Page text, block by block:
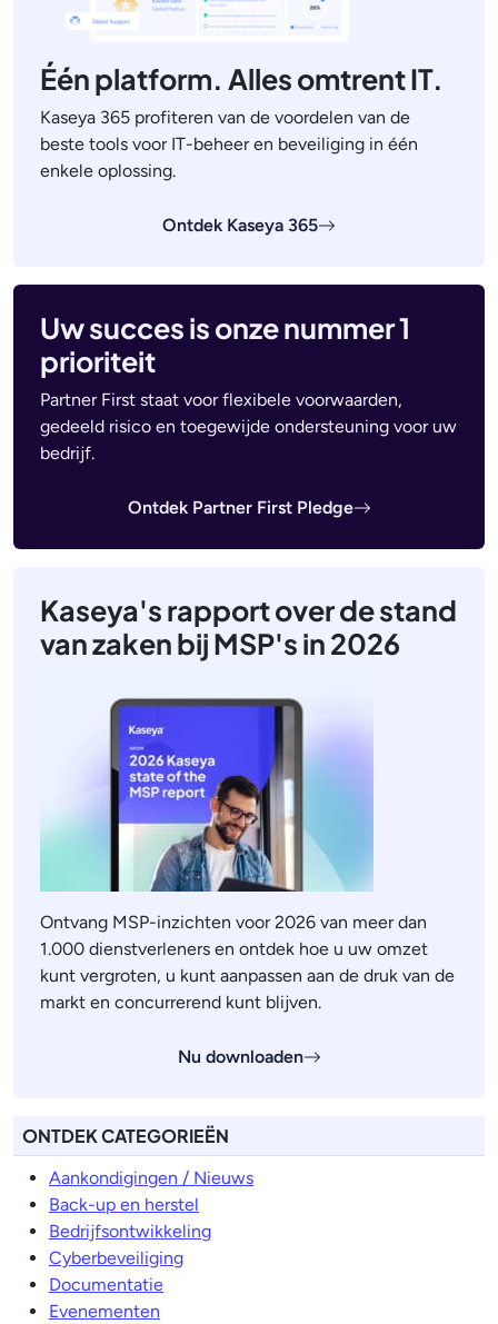
Één platform. Alles omtrent IT.
Kaseya 365 profiteren van de voordelen van de
beste tools voor IT-beheer en beveiliging in één
enkele oplossing.
Ontdek Kaseya 365
Uw succes is onze nummer 1
prioriteit
Partner First staat voor flexibele voorwaarden,
gedeeld risico en toegewijde ondersteuning voor uw
bedrijf.
Ontdek Partner First Pledge
Kaseya's rapport over de stand
van zaken bij MSP's in 2026
Ontvang MSP-inzichten voor 2026 van meer dan
1.000 dienstverleners en ontdek hoe u uw omzet
kunt vergroten, u kunt aanpassen aan de druk van de
markt en concurrerend kunt blijven.
Nu downloaden
ONTDEK CATEGORIEËN
Aankondigingen / Nieuws
Back-up en herstel
Bedrijfsontwikkeling
Cyberbeveiliging
Documentatie
Evenementen